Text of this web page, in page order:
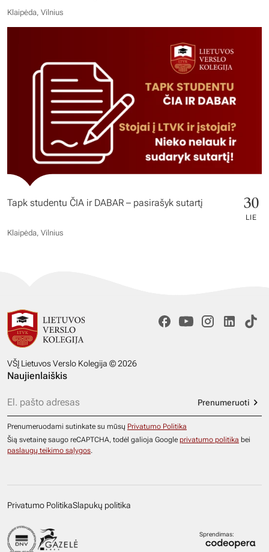
Klaipėda, Vilnius
Tapk studentu ČIA ir DABAR – pasirašyk sutartį 30
LIE
Klaipėda, Vilnius
VŠĮ Lietuvos Verslo Kolegija © 2026
Naujienlaiškis
Prenumeruoti
Prenumeruodami sutinkate su mūsų Privatumo Politika
Šią svetainę saugo reCAPTCHA, todėl galioja Google privatumo politika bei
paslaugų teikimo sąlygos.
Privatumo PolitikaSlapukų politika
Sprendimas: